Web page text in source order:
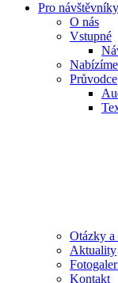
Pro návštěvníky
O nás
Vstupné
Nabízíme
Průvodce
Otázky a
Aktuality
Kontakt